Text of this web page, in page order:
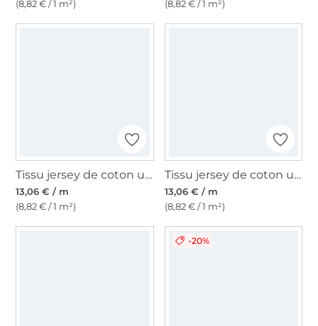
(8,82 € / 1 m²)
(8,82 € / 1 m²)
Tissu jersey de coton uni, vanille
13,06 € / m
(8,82 € / 1 m²)
Tissu jersey de coton uni, bordeaux
13,06 € / m
(8,82 € / 1 m²)
-20%